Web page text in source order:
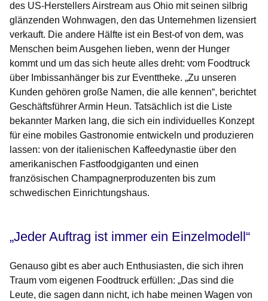
des US-Herstellers Airstream aus Ohio mit seinen silbrig
glänzenden Wohnwagen, den das Unternehmen lizensiert
verkauft. Die andere Hälfte ist ein Best-of von dem, was
Menschen beim Ausgehen lieben, wenn der Hunger
kommt und um das sich heute alles dreht: vom Foodtruck
über Imbissanhänger bis zur Eventtheke. „Zu unseren
Kunden gehören große Namen, die alle kennen“, berichtet
Geschäftsführer Armin Heun. Tatsächlich ist die Liste
bekannter Marken lang, die sich ein individuelles Konzept
für eine mobiles Gastronomie entwickeln und produzieren
lassen: von der italienischen Kaffeedynastie über den
amerikanischen Fastfoodgiganten und einen
französischen Champagnerproduzenten bis zum
schwedischen Einrichtungshaus.
„Jeder Auftrag ist immer ein Einzelmodell“
Genauso gibt es aber auch Enthusiasten, die sich ihren
Traum vom eigenen Foodtruck erfüllen: „Das sind die
Leute, die sagen dann nicht, ich habe meinen Wagen von